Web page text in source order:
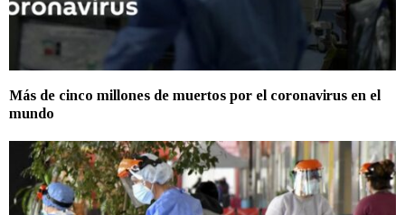
Más de cinco millones de muertos por el coronavirus en el
mundo